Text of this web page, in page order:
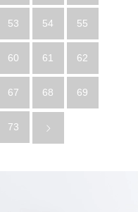
53 54 55
60 61 62
67 68 69
73